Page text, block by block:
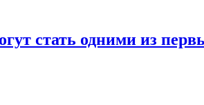
стать одними из